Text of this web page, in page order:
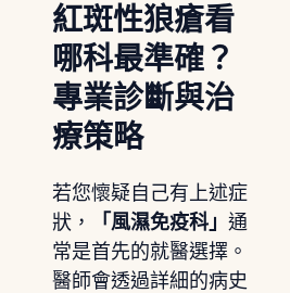
紅斑性狼瘡看
哪科最準確？
專業診斷與治
療策略
若您懷疑自己有上述症
狀，
「風濕免疫科」 通
常是首先的就醫選擇。
醫師會透過詳細的病史